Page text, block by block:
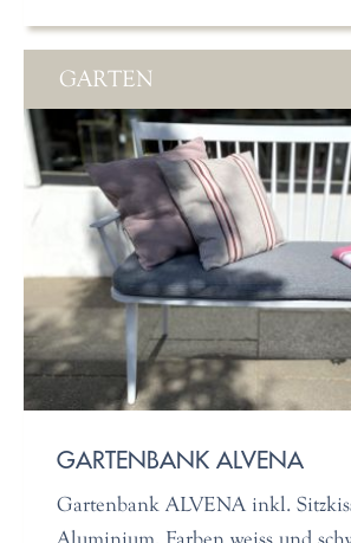
GARTEN
GARTENBANK ALVENA
Gartenbank ALVENA inkl.
Aluminium, Farben weiss und